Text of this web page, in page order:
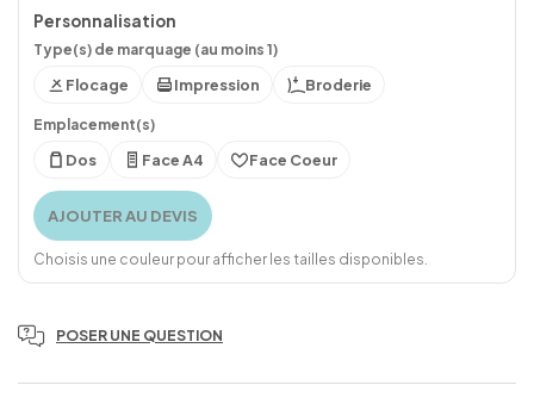
Personnalisation
Type(s) de marquage (au moins 1)
Flocage Impression Broderie
Emplacement(s)
Dos Face A4 Face Coeur
AJOUTER AU DEVIS
Choisis une couleur pour afficher les tailles disponibles.
POSER UNE QUESTION